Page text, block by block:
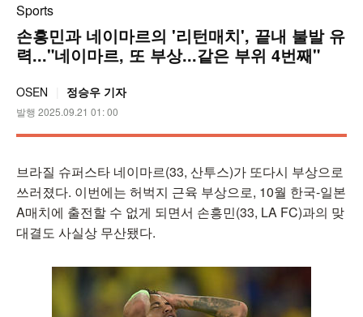
Sports
손흥민과 네이마르의 '리턴매치', 끝내 불발 유
력..."네이마르, 또 부상...같은 부위 4번째"
OSEN 정승우 기자
발행 2025.09.21 01: 00
브라질 슈퍼스타 네이마르(33, 산투스)가 또다시 부상으로
쓰러졌다. 이번에는 허벅지 근육 부상으로, 10월 한국-일본
A매치에 출전할 수 없게 되면서 손흥민(33, LA FC)과의 맞
대결도 사실상 무산됐다.